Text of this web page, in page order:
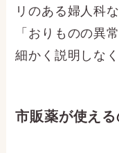
リのある婦人科
「おりものの異
細かく説明しな
市販薬が使え